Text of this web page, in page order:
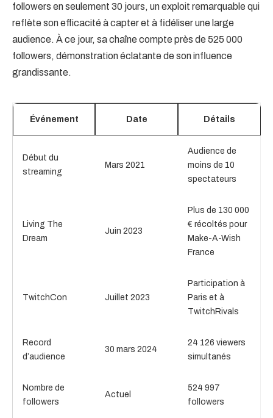
followers en seulement 30 jours, un exploit remarquable qui
reflète son efficacité à capter et à fidéliser une large
audience. À ce jour, sa chaîne compte près de 525 000
followers, démonstration éclatante de son influence
grandissante.
Événement Date Détails
Début du
streaming
Mars 2021
Audience de
moins de 10
spectateurs
Living The
Dream
Juin 2023
Plus de 130 000
€ récoltés pour
Make-A-Wish
France
TwitchCon Juillet 2023
Participation à
Paris et à
TwitchRivals
Record
d’audience
30 mars 2024
24 126 viewers
simultanés
Nombre de
followers
Actuel
524 997
followers